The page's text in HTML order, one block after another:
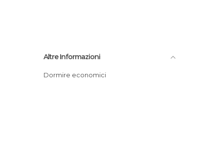
Altre Informazioni
Dormire economici